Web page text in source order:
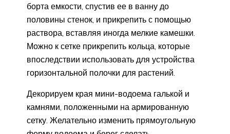
борта емкости, спустив ее в ванну до
половины стенок, и прикрепить с помощью
раствора, вставляя иногда мелкие камешки.
Можно к сетке прикрепить кольца, которые
впоследствии использовать для устройства
горизонтальной полочки для растений.
Декорируем края мини-водоема галькой и
камнями, положенными на армированную
сетку. Желательно изменить прямоугольную